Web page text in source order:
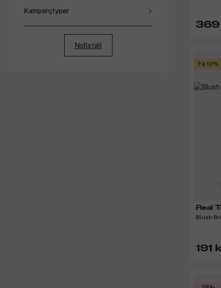
Kampanjtyper
Rabatterade priser
Medlemspriser
Nollställ
369
Få 10%
Real
Blush
191